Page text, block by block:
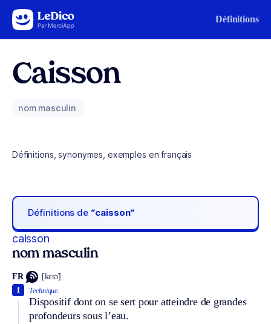
Aller au contenu Définitions
Caisson
nom masculin
Définitions, synonymes, exemples en français
Définitions de “caisson“
caisson
nom masculin
FR [kɛsɔ̃]
Technique.
Dispositif dont on se sert pour atteindre de grandes
profondeurs sous l’eau.
1